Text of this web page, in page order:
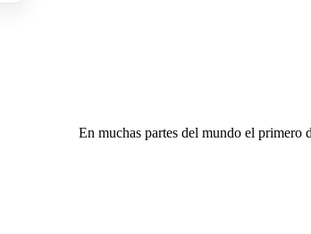
En muchas partes del mundo el primero